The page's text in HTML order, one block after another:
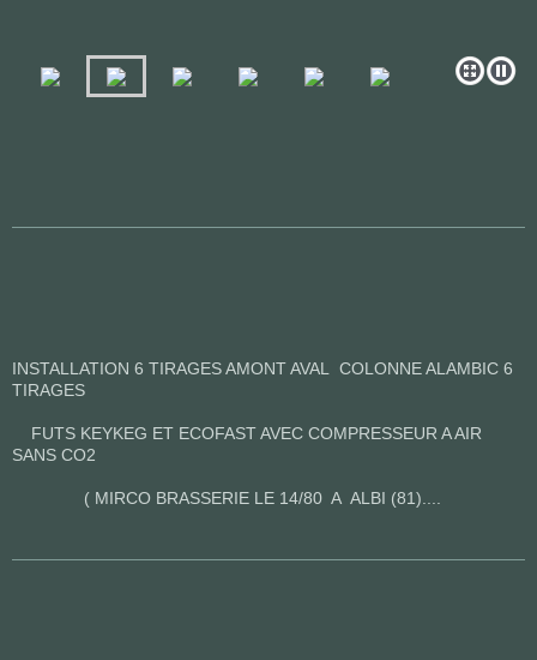
INSTALLATION 6 TIRAGES AMONT AVAL COLONNE ALAMBIC 6
TIRAGES
FUTS KEYKEG ET ECOFAST AVEC COMPRESSEUR A AIR
SANS CO2
( MIRCO BRASSERIE LE 14/80 A ALBI (81)....